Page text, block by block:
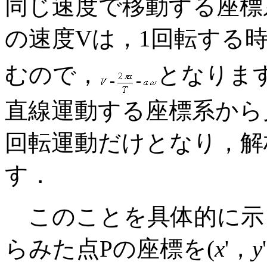
同じ速度で移動する座
の速度Vは，1回転する
むので，
となりま
直線運動する座標系か
回転運動だけとなり，
す．
このことを具体的に
らみた点Pの座標を(x'， y